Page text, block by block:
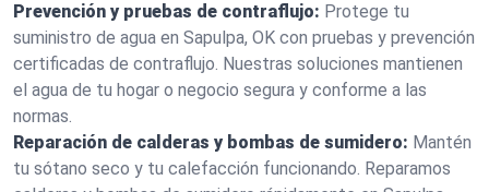
Prevención y pruebas de contraflujo: Protege tu
suministro de agua en Sapulpa, OK con pruebas y prevención
certificadas de contraflujo. Nuestras soluciones mantienen
el agua de tu hogar o negocio segura y conforme a las
normas.
Reparación de calderas y bombas de sumidero: Mantén
tu sótano seco y tu calefacción funcionando. Reparamos